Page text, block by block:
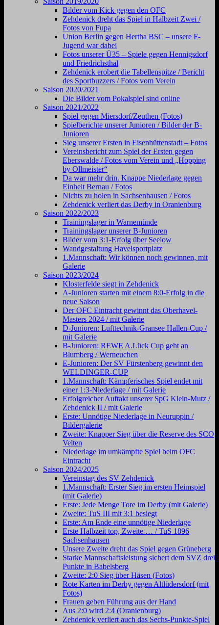
Bilder vom Kick gegen den OFC
Zehdenick dreht das Spiel in Halbzeit Zwei /
Fotos von Fupa
Union Berlin gegen Hertha BSC – unsere F-
Jugend war dabei
Fotos unserer Ü35 – Spiele gegen Hennigsdorf
und Friedrichsthal
Zehdenick erobert die Tabellenspitze / Bericht
des Sportbuzzers / Fotos vom Verein
Saison 2020/2021
Die Bilder vom Pokalspiel sind online
Saison 2021/2022
Spiel gegen Miersdorf/Zeuthen (Fotos)
Spielberichte unserer Junioren / Bilder der B-
Junioren
Sieg unserer Ersten in Eisenhüttenstadt – Fotos
Vereinsbericht zum Spiel der Ersten gegen
Eberswalde / Fotos vom Verein und „Hopping
by Ollmeister“
Da war mehr drin. Knappe Niederlage gegen
Einheit Bernau / Fotos
Nichts zu holen in Sachsenhausen / Fotos
Zehdenick verliert das Derby in Oranienburg
Saison 2022/2023
Trainingslager in Warnemünde
Trainingslager unserer B-Junioren
Bilder vom 3:1-Erfolg über Seelow
Wandgestaltung Havelsportplatz
1.Mannschaft: Wir können noch gewinnen, mit
Galerie
Saison 2023/2024
Klosterfelde siegt in Zehdenick
A-Junioren starten mit einem 8:0-Erfolg in die
neue Saison
Der OFC Eintracht gewinnt das Oberhavel-
Masters 2024 / mit Galerie
D-Junioren: Lufttechnik-Gransee Hallen-Cup /
mit Galerie
B-Junioren: REWE A.Lück Cup geht an
Blumberg / Werneuchen
E-Junioren: Der SV Fürstenberg gewinnt den
WELDINGER-CUP
1.Mannschaft: Kämpferisches Spiel endet mit
einer 1:3-Niederlage / mit Galerie
Erfolgreicher Auftakt unserer SpG Klein-Mutz /
Zehdenick II / mit Galerie
Erste: Unnötige Niederlage in Neuruppin /
Bildergalerie
Zweite: Knapper Sieg über die Reserve des SCO
Velten
Niederlage im umkämpfte Spiel beim OFC
Eintracht
Saison 2024/2025
Vereinstag des SV Zehdenick
1.Mannschaft: Erster Sieg im ersten Heimspiel
(mit Galerie)
Erste: Jede Menge Tore im Derby (mit Galerie)
Zweite: TuS III mit 3:1 besiegt
Erste: Am Ende eine unnötige Niederlage
Erste Halbzeit top, Zweite … / TuS 1896
Sachsenhausen
Unsere Zweite dreht das Spiel gegen Grüneberg
Starke Mannschaftsleistung sichert dem SVZ drei
Punkte in Babelsberg
Zweite: 2:0 Sieg über Häsen (Fotos)
Rote Karten im Derby gegen Altlüdersdorf (mit
Fotos)
Frauen geben Führung aus der Hand
Aus 2:0 wird 2:4 (Oranienburg)
Zehdenick verliert auch das Sechs-Punkte-Spiel